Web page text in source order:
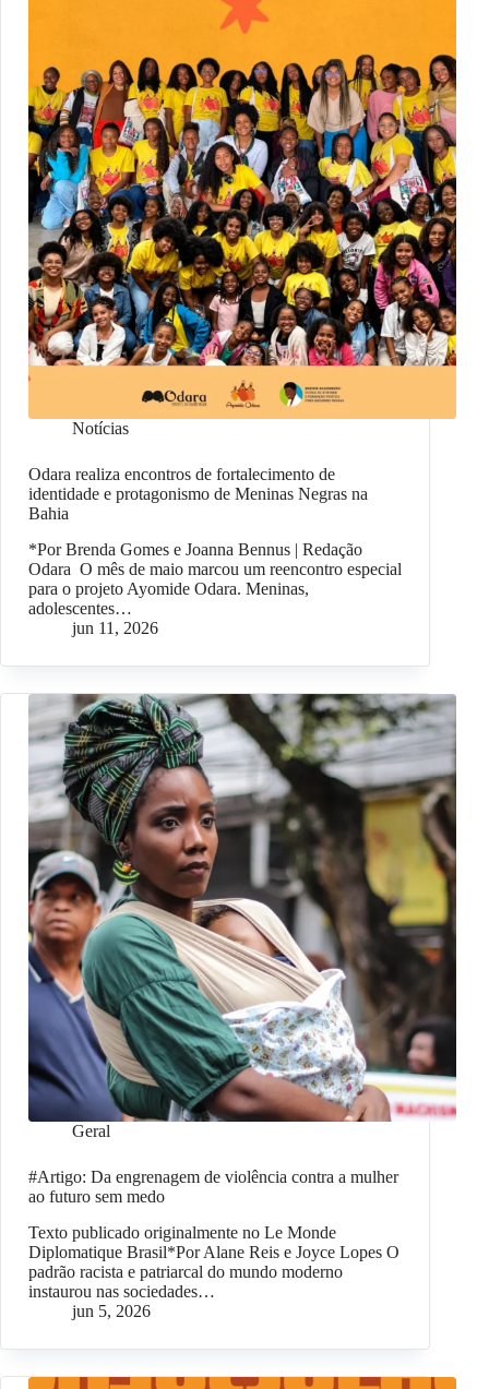
Notícias
Odara realiza encontros de fortalecimento de
identidade e protagonismo de Meninas Negras na
Bahia
*Por Brenda Gomes e Joanna Bennus | Redação
Odara O mês de maio marcou um reencontro especial
para o projeto Ayomide Odara. Meninas,
adolescentes…
jun 11, 2026
Geral
#Artigo: Da engrenagem de violência contra a mulher
ao futuro sem medo
Texto publicado originalmente no Le Monde
Diplomatique Brasil*Por Alane Reis e Joyce Lopes O
padrão racista e patriarcal do mundo moderno
instaurou nas sociedades…
jun 5, 2026